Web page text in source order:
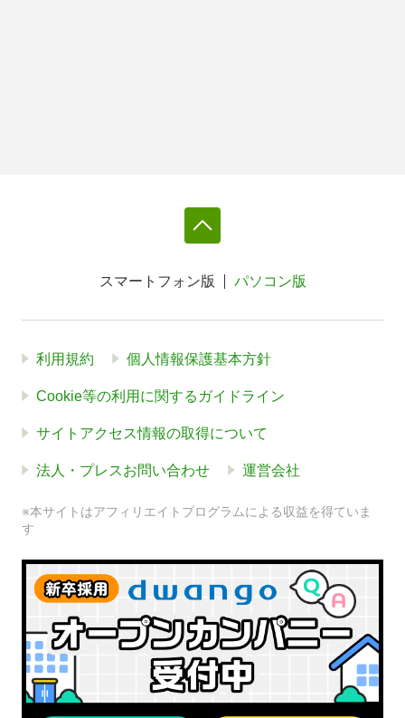
スマートフォン版 パソコン版
利用規約 個人情報保護基本方針
Cookie等の利用に関するガイドライン
サイトアクセス情報の取得について
法人・プレスお問い合わせ 運営会社
※本サイトはアフィリエイトプログラムによる収益を得ていま
す